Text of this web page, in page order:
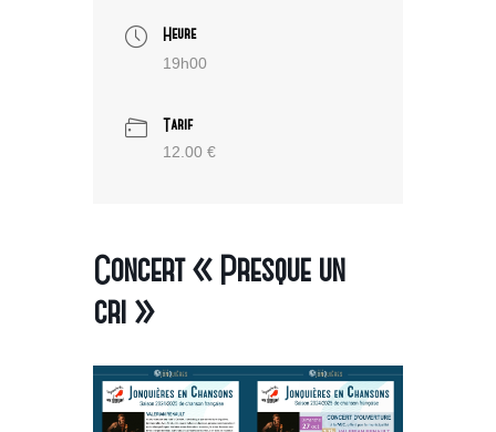
Heure
19h00
Tarif
12.00 €
Concert « Presque un
cri »